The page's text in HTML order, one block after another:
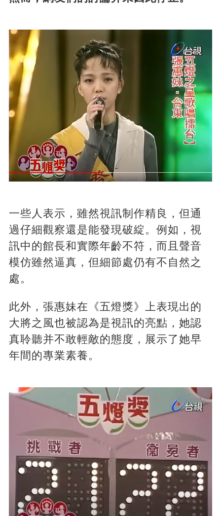
一些人表示，雖然視訊制作精良，但通
過仔細觀察還是能發現破綻。例如，視
訊中的館長和實際年齡不符，而且聲音
模仿雖然逼真，但細節處仍有不自然之
處。
此外，張惠妹在《五燈獎》上表現出的
大將之風也被認為是視訊的亮點，她認
真聆聽并不敢輕敵的態度，展示了她早
年間的專業素養。